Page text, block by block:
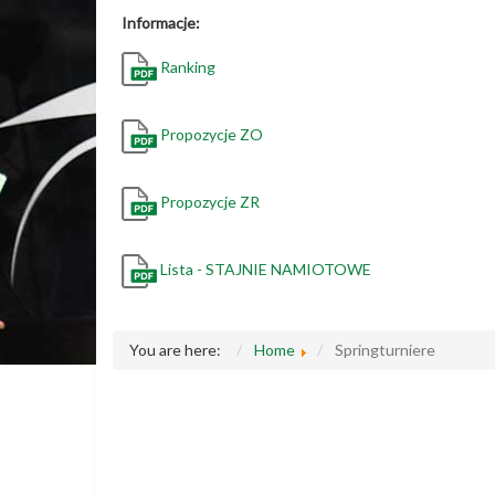
Informacje:
Ranking
Propozycje ZO
Propozycje ZR
Lista - STAJNIE NAMIOTOWE
You are here: Home Springturniere